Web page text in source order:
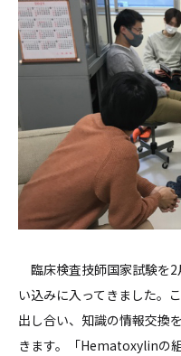
臨床検査技師国家試験を2
い込みに入ってきました。
出し合い、知識の情報交換
きます。「Hematoxylinの